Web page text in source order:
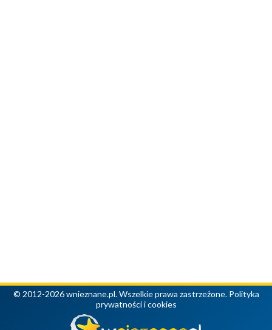
© 2012-2026 wnieznane.pl. Wszelkie prawa zastrzeżone. Polityka
prywatności i cookies